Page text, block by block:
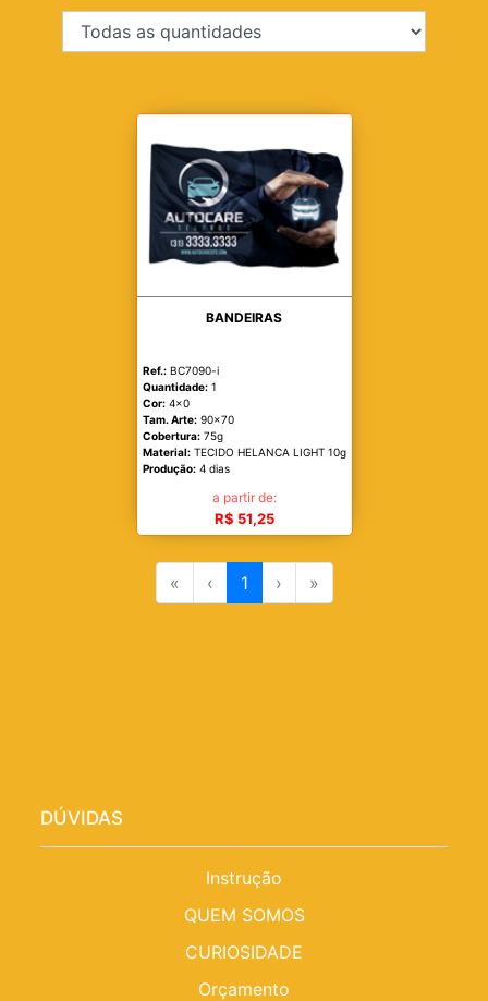
BANDEIRAS
Ref.:BC7090-i
Quantidade: 1
Cor: 4x0
Tam. Arte:90x70
Cobertura:75g
Material:TECIDO HELANCA LIGHT 10g
Produção:4 dias
a partir de:
R$ 51,25
« ‹ 1 › »
DÚVIDAS
Instrução
QUEM SOMOS
CURIOSIDADE
Orçamento